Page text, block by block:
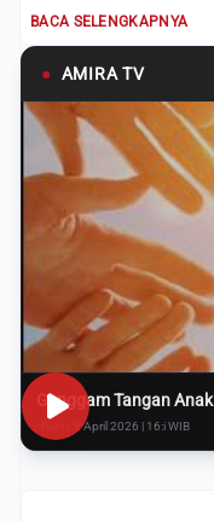
BACA SELENGKAPNYA
● AMIRA TV
Genggam Tangan
Rabu, 8 April 2026 | 16:i WIB